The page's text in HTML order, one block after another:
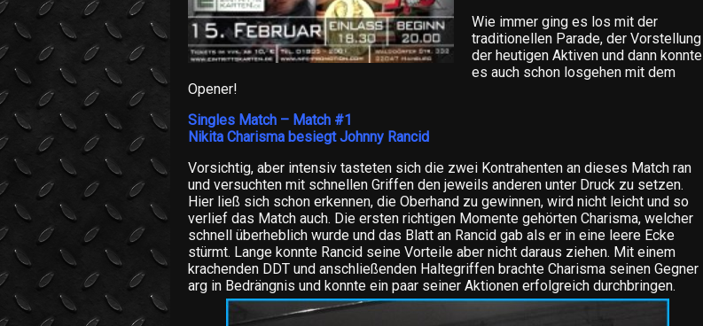
Wie immer ging es los mit der
traditionellen Parade, der Vorstellung
der heutigen Aktiven und dann konnte
es auch schon losgehen mit dem
Opener!
Singles Match – Match #1
Nikita Charisma besiegt Johnny Rancid
Vorsichtig, aber intensiv tasteten sich die zwei Kontrahenten an dieses Match ran
und versuchten mit schnellen Griffen den jeweils anderen unter Druck zu setzen.
Hier ließ sich schon erkennen, die Oberhand zu gewinnen, wird nicht leicht und so
verlief das Match auch. Die ersten richtigen Momente gehörten Charisma, welcher
schnell überheblich wurde und das Blatt an Rancid gab als er in eine leere Ecke
stürmt. Lange konnte Rancid seine Vorteile aber nicht daraus ziehen. Mit einem
krachenden DDT und anschließenden Haltegriffen brachte Charisma seinen Gegner
arg in Bedrängnis und konnte ein paar seiner Aktionen erfolgreich durchbringen.